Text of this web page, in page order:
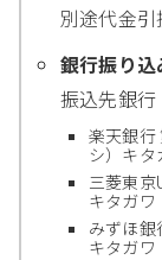
別途代金引
銀行振り込
振込先銀行
楽天銀行
シ）キ
三菱東京
キタガ
みずほ銀
キタガ